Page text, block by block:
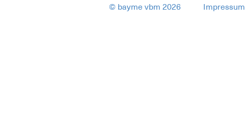
© bayme vbm 2026 Impressum